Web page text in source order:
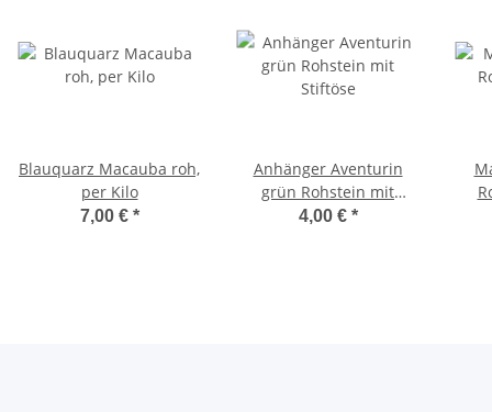
Blauquarz Macauba roh,
per Kilo
7,00 € *
Anhänger Aventurin
grün Rohstein mit
Stiftöse
4,00 € *